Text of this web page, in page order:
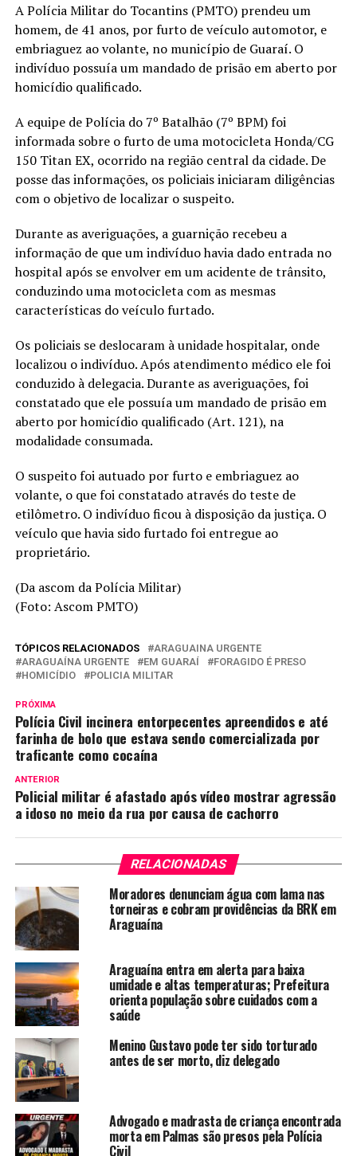
A Polícia Militar do Tocantins (PMTO) prendeu um
homem, de 41 anos, por furto de veículo automotor, e
embriaguez ao volante, no município de Guaraí. O
indivíduo possuía um mandado de prisão em aberto por
homicídio qualificado.
A equipe de Polícia do 7º Batalhão (7º BPM) foi
informada sobre o furto de uma motocicleta Honda/CG
150 Titan EX, ocorrido na região central da cidade. De
posse das informações, os policiais iniciaram diligências
com o objetivo de localizar o suspeito.
Durante as averiguações, a guarnição recebeu a
informação de que um indivíduo havia dado entrada no
hospital após se envolver em um acidente de trânsito,
conduzindo uma motocicleta com as mesmas
características do veículo furtado.
Os policiais se deslocaram à unidade hospitalar, onde
localizou o indivíduo. Após atendimento médico ele foi
conduzido à delegacia. Durante as averiguações, foi
constatado que ele possuía um mandado de prisão em
aberto por homicídio qualificado (Art. 121), na
modalidade consumada.
O suspeito foi autuado por furto e embriaguez ao
volante, o que foi constatado através do teste de
etilômetro. O indivíduo ficou à disposição da justiça. O
veículo que havia sido furtado foi entregue ao
proprietário.
(Da ascom da Polícia Militar)
(Foto: Ascom PMTO)
TÓPICOS RELACIONADOS
ARAGUAINA URGENTE
ARAGUAÍNA URGENTE
EM GUARAÍ
FORAGIDO É PRESO
HOMICÍDIO
POLICIA MILITAR
PRÓXIMA
Polícia Civil incinera entorpecentes apreendidos e até
farinha de bolo que estava sendo comercializada por
traficante como cocaína
ANTERIOR
Policial militar é afastado após vídeo mostrar agressão
a idoso no meio da rua por causa de cachorro
RELACIONADAS
Moradores denunciam água com lama nas
torneiras e cobram providências da BRK em
Araguaína
Araguaína entra em alerta para baixa
umidade e altas temperaturas; Prefeitura
orienta população sobre cuidados com a
saúde
Menino Gustavo pode ter sido torturado
antes de ser morto, diz delegado
Advogado e madrasta de criança encontrada
morta em Palmas são presos pela Polícia
Civil